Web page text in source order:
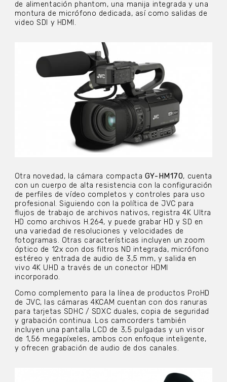
de alimentación phantom, una manija integrada y una
montura de micrófono dedicada, así como salidas de
video SDI y HDMI.
Otra novedad, la cámara compacta GY-HM170, cuenta
con un cuerpo de alta resistencia con la configuración
de perfiles de vídeo completos y controles para uso
profesional. Siguiendo con la política de JVC para
flujos de trabajo de archivos nativos, registra 4K Ultra
HD como archivos H.264, y puede grabar HD y SD en
una variedad de resoluciones y velocidades de
fotogramas. Otras características incluyen un zoom
óptico de 12x con dos filtros ND integrada, micrófono
estéreo y entrada de audio de 3,5 mm, y salida en
vivo 4K UHD a través de un conector HDMI
incorporado.
Como complemento para la línea de productos ProHD
de JVC, las cámaras 4KCAM cuentan con dos ranuras
para tarjetas SDHC / SDXC duales, copia de seguridad
y grabación continua. Los camcorders también
incluyen una pantalla LCD de 3,5 pulgadas y un visor
de 1,56 megapíxeles, ambos con enfoque inteligente,
y ofrecen grabación de audio de dos canales.